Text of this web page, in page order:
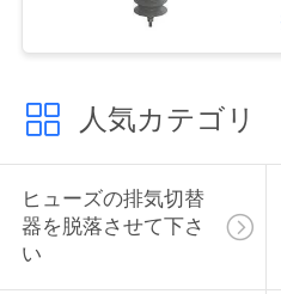
引
用
を
要
人気カテゴリ
ヒューズの排気切替
器を脱落させて下さ
い